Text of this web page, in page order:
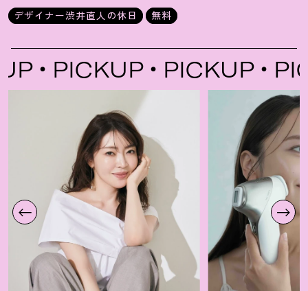
デザイナー渋井直人の休日
無料
PICKUP PICKUP